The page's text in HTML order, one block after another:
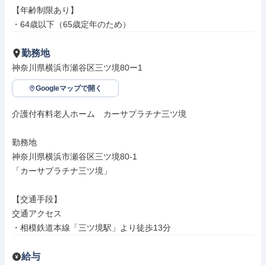
【年齢制限あり】
・64歳以下（65歳定年のため）
勤務地
神奈川県横浜市瀬谷区三ツ境80ー1
Googleマップで開く
介護付有料老人ホーム　カーサプラチナ三ツ境
勤務地
神奈川県横浜市瀬谷区三ツ境80-1
「カーサプラチナ三ツ境」
【交通手段】
交通アクセス
・相模鉄道本線「三ツ境駅」より徒歩13分
給与